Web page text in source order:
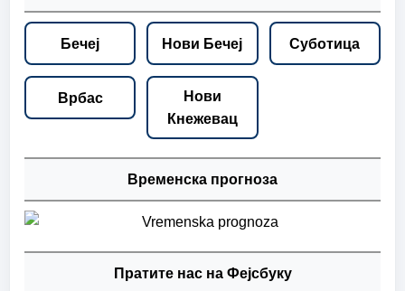
Бечеј Нови Бечеј Суботица
Врбас
Нови
Кнежевац
Временска прогноза
Пратите нас на Фејсбуку